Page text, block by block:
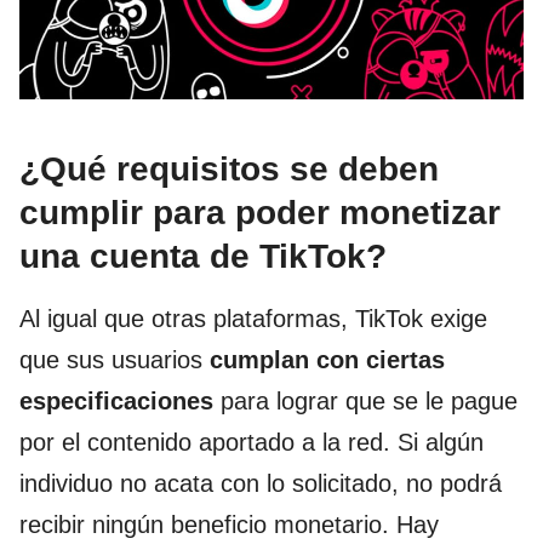
¿Qué requisitos se deben
cumplir para poder monetizar
una cuenta de TikTok?
Al igual que otras plataformas, TikTok exige
que sus usuarios cumplan con ciertas
especificaciones para lograr que se le pague
por el contenido aportado a la red. Si algún
individuo no acata con lo solicitado, no podrá
recibir ningún beneficio monetario. Hay